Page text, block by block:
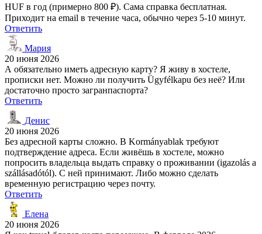
HUF в год (примерно 800 ₽). Сама справка бесплатная.
Приходит на email в течение часа, обычно через 5-10 минут.
Ответить
Мария
20 июня 2026
А обязательно иметь адресную карту? Я живу в хостеле,
прописки нет. Можно ли получить Ügyfélkapu без неё? Или
достаточно просто загранпаспорта?
Ответить
Денис
20 июня 2026
Без адресной карты сложно. В Kormányablak требуют
подтверждение адреса. Если живёшь в хостеле, можно
попросить владельца выдать справку о проживании (igazolás a
szállásadótól). С ней принимают. Либо можно сделать
временную регистрацию через почту.
Ответить
Елена
20 июня 2026